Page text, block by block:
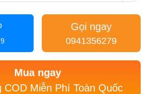
Gọi ngay
0941356279
Mua ngay
COD Miễn Phí Toàn Quốc